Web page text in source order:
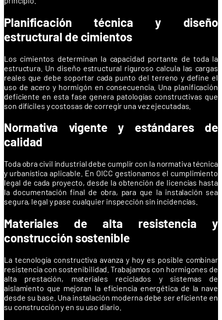
Planificación técnica y diseño
estructural de cimientos
Los cimientos determinan la capacidad portante de toda la
estructura. Un diseño estructural riguroso calcula las cargas
reales que debe soportar cada punto del terreno y define el
uso de acero y hormigón en consecuencia. Una planificación
deficiente en esta fase genera patologías constructivas que
son difíciles y costosas de corregir una vez ejecutadas.
Normativa vigente y estándares de
calidad
Toda obra civil industrial debe cumplir con la normativa técnica
y urbanística aplicable. En OICC gestionamos el cumplimiento
legal de cada proyecto, desde la obtención de licencias hasta
la documentación final de obra, para que la instalación sea
segura, legal y pase cualquier inspección sin incidencias.
Materiales de alta resistencia y
construcción sostenible
La tecnología constructiva avanza y hoy es posible combinar
resistencia con sostenibilidad. Trabajamos con hormigones de
alta prestación, materiales reciclados y sistemas de
aislamiento que mejoran la eficiencia energética de la nave
desde su base. Una instalación moderna debe ser eficiente en
su construcción y en su uso diario.